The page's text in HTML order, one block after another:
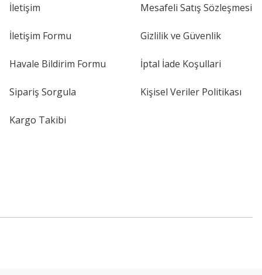
İletişim
İletişim Formu
Havale Bildirim Formu
Sipariş Sorgula
Kargo Takibi
Mesafeli Satış Sözleşmesi
Gizlilik ve Güvenlik
İptal İade Koşullari
Kişisel Veriler Politikası